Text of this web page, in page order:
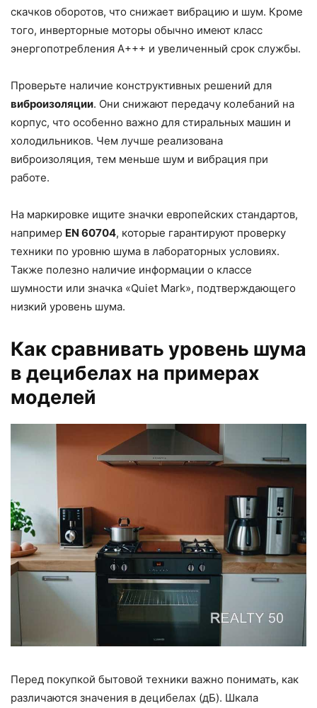
скачков оборотов, что снижает вибрацию и шум. Кроме
того, инверторные моторы обычно имеют класс
энергопотребления A+++ и увеличенный срок службы.
Проверьте наличие конструктивных решений для
виброизоляции. Они снижают передачу колебаний на
корпус, что особенно важно для стиральных машин и
холодильников. Чем лучше реализована
виброизоляция, тем меньше шум и вибрация при
работе.
На маркировке ищите значки европейских стандартов,
например EN 60704, которые гарантируют проверку
техники по уровню шума в лабораторных условиях.
Также полезно наличие информации о классе
шумности или значка «Quiet Mark», подтверждающего
низкий уровень шума.
Как сравнивать уровень шума
в децибелах на примерах
моделей
Перед покупкой бытовой техники важно понимать, как
различаются значения в децибелах (дБ). Шкала